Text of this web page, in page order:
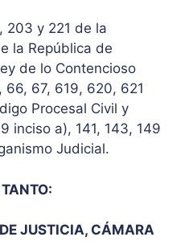
203 y 221 de la
la República de
de lo Contencioso
67, 619, 620, 621
Procesal Civil y
inciso a), 141, 143, 149
Judicial.
TANTO:
JUSTICIA, CÁMARA